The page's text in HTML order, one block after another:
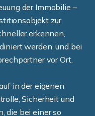
der Immobilie –
zur
erkennen,
werden, und bei
vor Ort.
in der eigenen
Sicherheit und
die bei einer so